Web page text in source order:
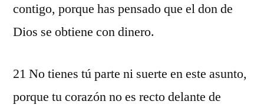
contigo, porque has pensado que el don de
Dios se obtiene con dinero.
21 No tienes tú parte ni suerte en este asunto,
porque tu corazón no es recto delante de